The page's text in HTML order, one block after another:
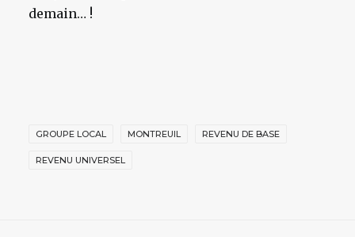
demain… !
GROUPE LOCAL MONTREUIL REVENU DE BASE
REVENU UNIVERSEL